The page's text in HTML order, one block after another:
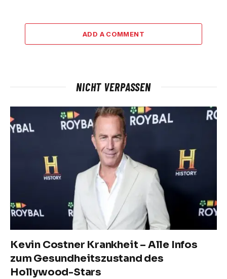
ADD A COMMENT
NICHT VERPASSEN
Kevin Costner Krankheit – Alle Infos
zum Gesundheitszustand des
Hollywood-Stars